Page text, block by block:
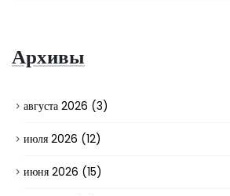
Архивы
августа 2026 (3)
июля 2026 (12)
июня 2026 (15)